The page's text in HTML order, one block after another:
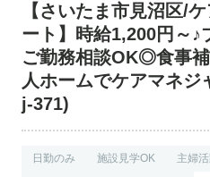
個人情報
利用
お知
【さいたま市見沼区/
ート】時給1,200円～♪
ご勤務相談OK◎食事
人ホームでケアマネ
j-371)
日勤のみ 施設見学OK 主婦